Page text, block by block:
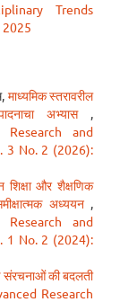
Trends
2025
माध्यमिक स्तरावरील
अभ्यास ,
and
3 No. 2 (2026):
शिक्षा और शैक्षणिक
अध्ययन ,
and
1 No. 2 (2024):
संरचनाओं की बदलती
Research